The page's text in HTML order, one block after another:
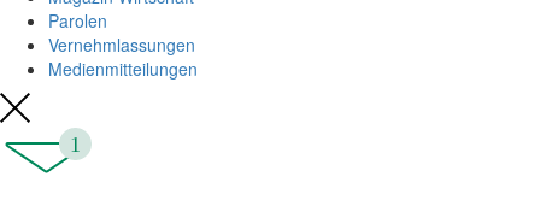
Parolen
Vernehmlassungen
Medienmitteilungen
1